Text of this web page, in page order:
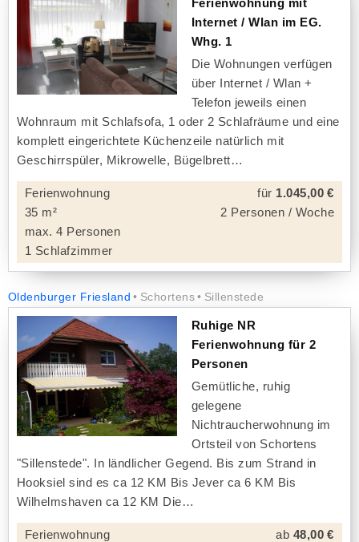
Ferienwohnung mit
Internet / Wlan im EG.
Whg. 1
Die Wohnungen verfügen
über Internet / Wlan +
Telefon jeweils einen
Wohnraum mit Schlafsofa, 1 oder 2 Schlafräume und eine
komplett eingerichtete Küchenzeile natürlich mit
Geschirrspüler, Mikrowelle, Bügelbrett
Ferienwohnung
35 m²
max. 4 Personen
1 Schlafzimmer
für 1.045,00 €
2 Personen / Woche
Oldenburger Friesland Schortens Sillenstede
Ruhige NR
Ferienwohnung für 2
Personen
Gemütliche, ruhig
gelegene
Nichtraucherwohnung im
Ortsteil von Schortens
"Sillenstede". In ländlicher Gegend. Bis zum Strand in
Hooksiel sind es ca 12 KM Bis Jever ca 6 KM Bis
Wilhelmshaven ca 12 KM Die
Ferienwohnung
ab 48,00 €